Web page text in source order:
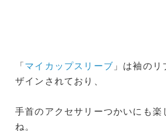
「マイカップスリーブ 」は袖の
ザインされており、
手首のアクセサリーつかいにも楽
ね。